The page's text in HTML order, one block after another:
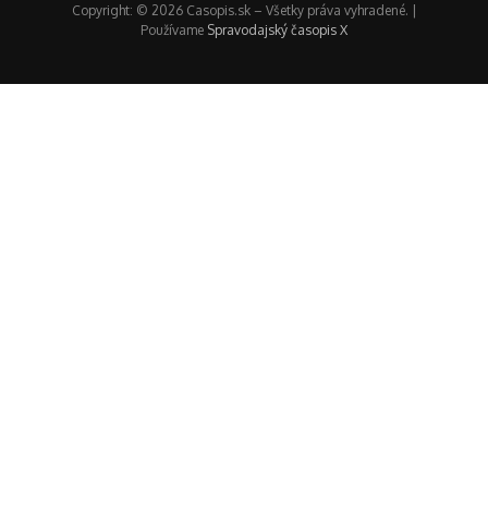
Copyright: © 2026 Casopis.sk – Všetky práva vyhradené. |
Používame Spravodajský časopis X